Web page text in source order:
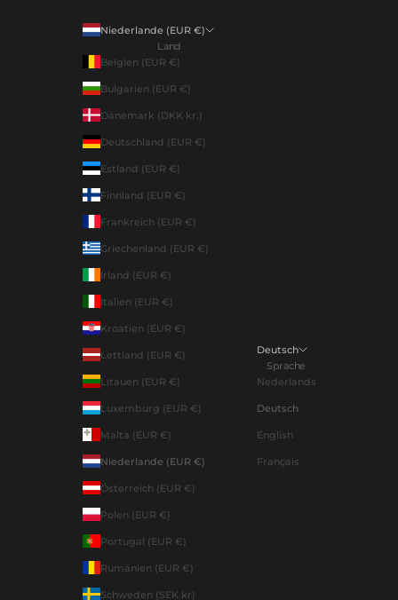
Niederlande (EUR €)
Land
Belgien (EUR €)
Bulgarien (EUR €)
Dänemark (DKK kr.)
Deutschland (EUR €)
Estland (EUR €)
Finnland (EUR €)
Frankreich (EUR €)
Griechenland (EUR €)
Irland (EUR €)
Italien (EUR €)
Kroatien (EUR €)
Lettland (EUR €)
Litauen (EUR €)
Luxemburg (EUR €)
Malta (EUR €)
Niederlande (EUR €)
Österreich (EUR €)
Polen (EUR €)
Portugal (EUR €)
Rumänien (EUR €)
Schweden (SEK kr)
Deutsch
Sprache
Nederlands
Deutsch
English
Français